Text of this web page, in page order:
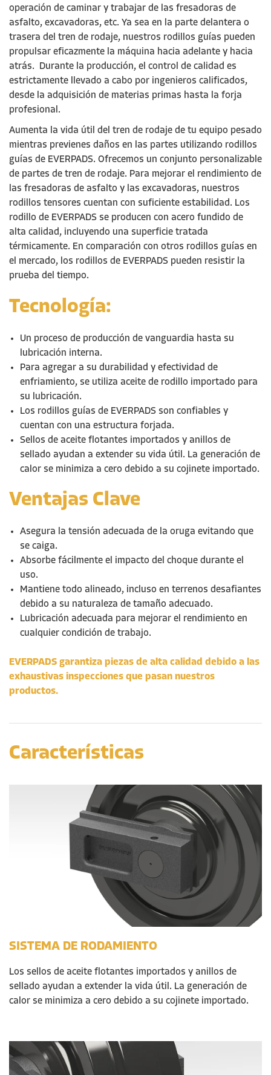
operación de caminar y trabajar de las fresadoras de
asfalto, excavadoras, etc. Ya sea en la parte delantera o
trasera del tren de rodaje, nuestros rodillos guías pueden
propulsar eficazmente la máquina hacia adelante y hacia
atrás.
Durante la producción, el control de calidad es
estrictamente llevado a cabo por ingenieros calificados,
desde la adquisición de materias primas hasta la forja
profesional.
Aumenta la vida útil del tren de rodaje de tu equipo pesado
mientras previenes daños en las partes utilizando rodillos
guías de EVERPADS. Ofrecemos un conjunto personalizable
de partes de tren de rodaje. Para mejorar el rendimiento de
las fresadoras de asfalto y las excavadoras, nuestros
rodillos tensores cuentan con suficiente estabilidad. Los
rodillo de EVERPADS se producen con acero fundido de
alta calidad, incluyendo una superficie tratada
térmicamente. En comparación con otros rodillos guías en
el mercado, los rodillos de EVERPADS pueden resistir la
prueba del tiempo.
Tecnología:
Un proceso de producción de vanguardia hasta su
lubricación interna.
Para agregar a su durabilidad y efectividad de
enfriamiento, se utiliza aceite de rodillo importado para
su lubricación.
Los rodillos guías de EVERPADS son confiables y
cuentan con una estructura forjada.
Sellos de aceite flotantes importados y anillos de
sellado ayudan a extender su vida útil. La generación de
calor se minimiza a cero debido a su cojinete importado.
Ventajas Clave
Asegura la tensión adecuada de la oruga evitando que
se caiga.
Absorbe fácilmente el impacto del choque durante el
uso.
Mantiene todo alineado, incluso en terrenos desafiantes
debido a su naturaleza de tamaño adecuado.
Lubricación adecuada para mejorar el rendimiento en
cualquier condición de trabajo.
EVERPADS garantiza piezas de alta calidad debido a las
exhaustivas inspecciones que pasan nuestros
productos.
Características
SISTEMA DE RODAMIENTO
Los sellos de aceite flotantes importados y anillos de
sellado ayudan a extender la vida útil. La generación de
calor se minimiza a cero debido a su cojinete importado.